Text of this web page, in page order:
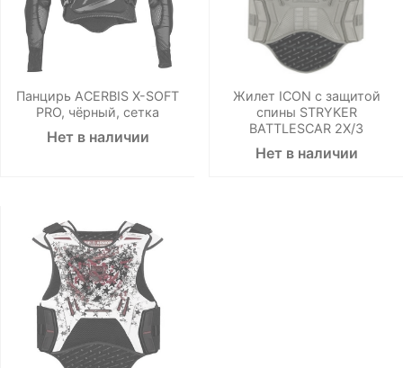
Панцирь ACERBIS X-SOFT
PRO, чёрный, сетка
Нет в наличии
Жилет ICON с защитой
спины STRYKER
BATTLESCAR 2X/3
Нет в наличии